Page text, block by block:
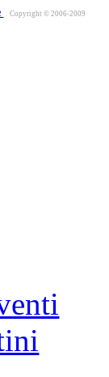
Copyright © 2006-2009